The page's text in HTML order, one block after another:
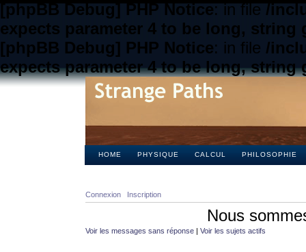
[phpBB Debug] PHP Notice: in file/
expects parameter 4 to be long, string
[phpBB Debug] PHP Notice: in file /
expects parameter 4 to be long, string
HOME PHYSIQUE CALCUL PHILOSOPHIE
Connexion Inscription
Nous
Voir les messages sans réponse | Voir les sujets actifs